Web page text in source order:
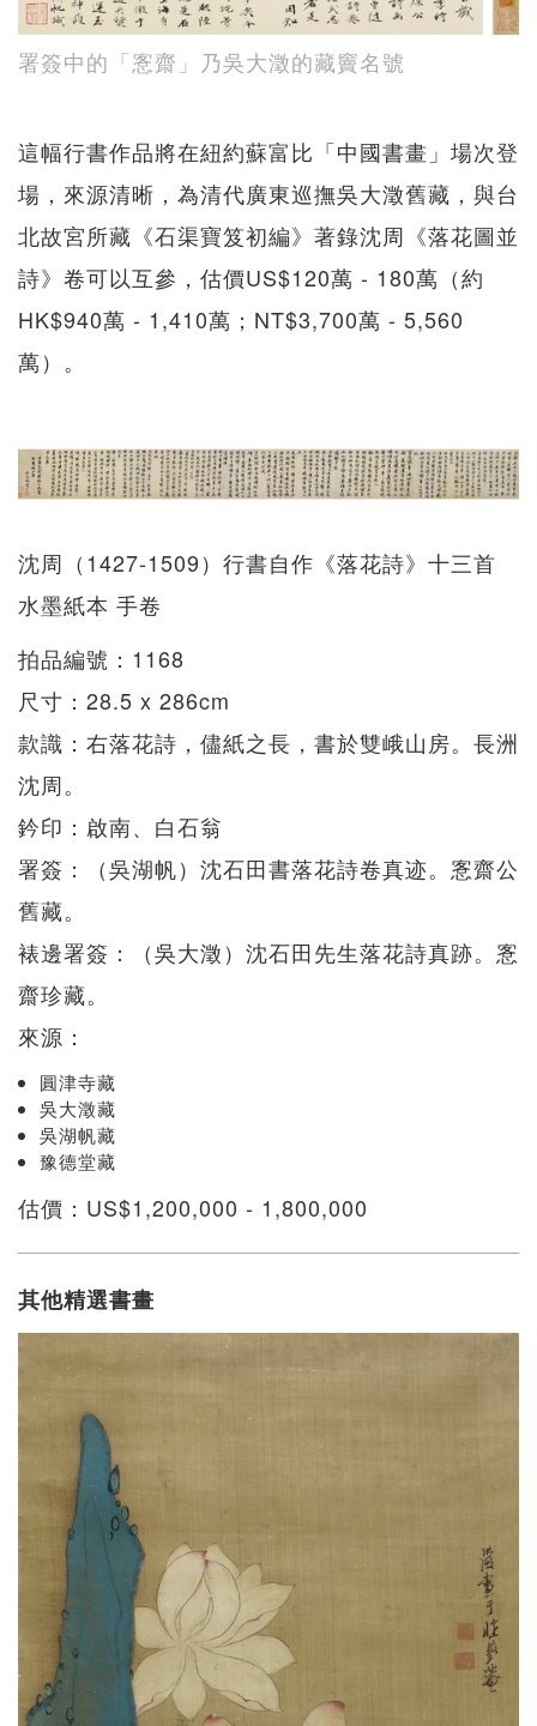
署簽中的「愙齋」乃吳大澂的藏竇名號
這幅行書作品將在紐約蘇富比「中國書畫」場次登
場，來源清晰，為清代廣東巡撫吳大澂舊藏，與台
北故宮所藏《石渠寶笈初編》著錄沈周《落花圖並
詩》卷可以互參，估價US$120萬 - 180萬（約
HK$940萬 - 1,410萬；NT$3,700萬 - 5,560
萬）。
沈周（1427-1509）行書自作《落花詩》十三首
水墨紙本 手卷
拍品編號：1168
尺寸：28.5 x 286cm
款識：右落花詩，儘紙之長，書於雙峨山房。長洲
沈周。
鈐印：啟南、白石翁
署簽：（吳湖帆）沈石田書落花詩卷真迹。愙齋公
舊藏。
裱邊署簽：（吳大澂）沈石田先生落花詩真跡。愙
齋珍藏。
來源：
圓津寺藏
吳大澂藏
吳湖帆藏
豫德堂藏
估價：US$1,200,000 - 1,800,000
其他精選書畫